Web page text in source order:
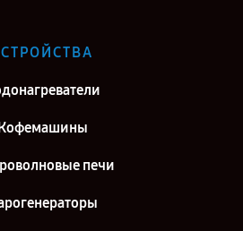
Polaris Ultra IMF 50V в г. Москва
Polaris Ultra IMF 50V в г. Санкт-
печи